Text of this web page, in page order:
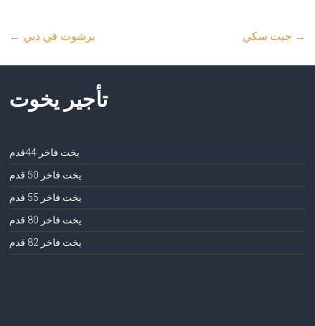
← برشوت في دبي →
تأجير يخوت
يخت فاخر 44قدم
يخت فاخر 50 قدم
يخت فاخر 55 قدم
يخت فاخر 80 قدم
يخت فاخر 82 قدم